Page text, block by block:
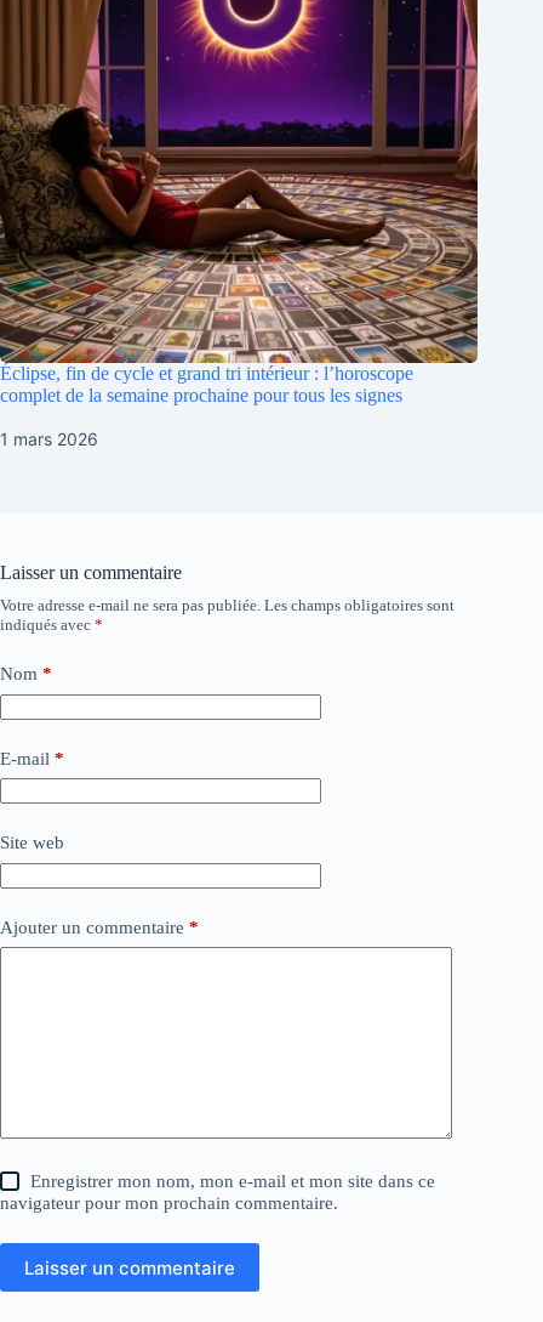
Éclipse, fin de cycle et grand tri intérieur : l’horoscope
complet de la semaine prochaine pour tous les signes
1 mars 2026
Laisser un commentaire
Votre adresse e-mail ne sera pas publiée. Les champs obligatoires sont
indiqués avec *
Nom *
E-mail *
Site web
Ajouter un commentaire *
Enregistrer mon nom, mon e-mail et mon site dans ce
navigateur pour mon prochain commentaire.
Laisser un commentaire